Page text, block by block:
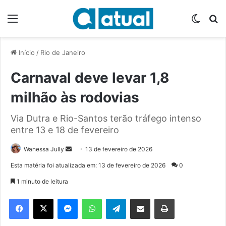
Início / Rio de Janeiro
Carnaval deve levar 1,8
milhão às rodovias
Via Dutra e Rio-Santos terão tráfego intenso
entre 13 e 18 de fevereiro
Wanessa Jully
e
m
13 de fevereiro de 2026
Esta matéria foi atualizada em: 13 de fevereiro de 2026 0
1 minuto de leitura
Telegram